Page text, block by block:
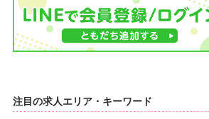
注目の求人エリア・キーワード